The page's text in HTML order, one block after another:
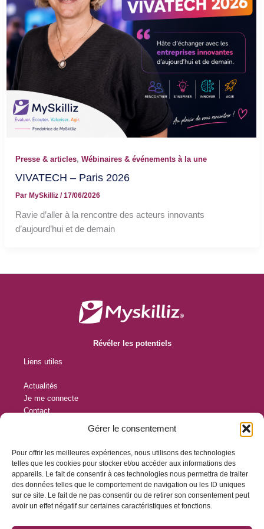
Gérer le consentement
Pour offrir les meilleures expériences, nous utilisons des technologies
telles que les cookies pour stocker et/ou accéder aux informations des
appareils. Le fait de consentir à ces technologies nous permettra de traiter
des données telles que le comportement de navigation ou les ID uniques
sur ce site. Le fait de ne pas consentir ou de retirer son consentement peut
avoir un effet négatif sur certaines caractéristiques et fonctions.
Presse & articles,Wébinaires & événements à la une
VIVATECH – Paris 2026
ParMySkilliz/17/06/2026
Ravie d’aller à la rencontre des acteurs innovants
d’aujourd’hui et de demain
Révéler les potentiels
Liens utiles
Actualités
Je me connecte
Contact
Contact
12 rue des Frères Lumière
44119 Trellières